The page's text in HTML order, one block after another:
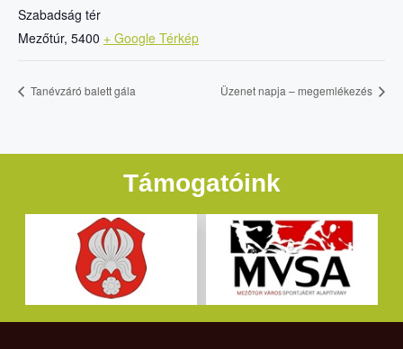
Szabadság tér
Mezőtúr, 5400 + Google Térkép
Tanévzáró balett gála Üzenet napja – megemlékezés
Támogatóink